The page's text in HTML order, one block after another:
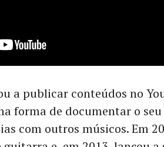
a publicar conteúdos no
forma de documentar o seu
com outros músicos. Em